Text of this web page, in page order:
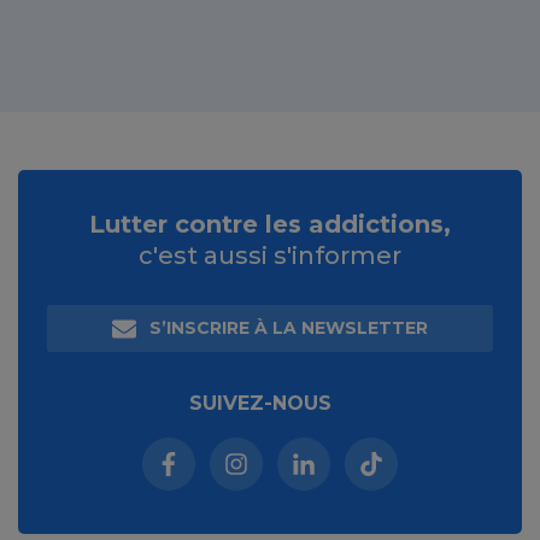
Lutter contre les addictions,
c'est aussi s'informer
S’INSCRIRE À LA NEWSLETTER
SUIVEZ-NOUS
Facebook (nouvelle fenêtre)
Instagram (nouvelle fenêtre)
Linkedin (nouvelle
Tiktok (nouvelle